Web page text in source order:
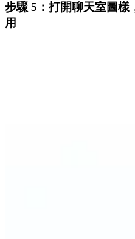
步驟 5：打開聊天室圖樣
用